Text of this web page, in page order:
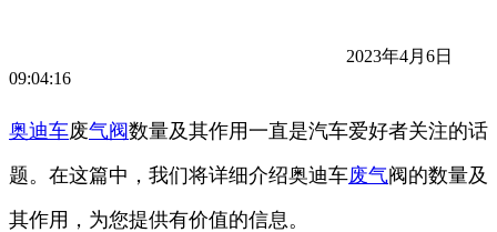
2023年4月6日
09:04:16
奥迪车废气阀数量及其作用一直是汽车爱好者关注的话
题。在这篇中，我们将详细介绍奥迪车废气阀的数量及
其作用，为您提供有价值的信息。